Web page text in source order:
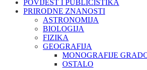
POVIJEST I PUBLICISTIKA
PRIRODNE ZNANOSTI
ASTRONOMIJA
BIOLOGIJA
FIZIKA
GEOGRAFIJA
MONOGRAFIJE
OSTALO